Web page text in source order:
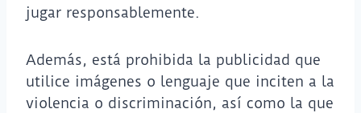
jugar responsablemente.
Además, está prohibida la publicidad que
utilice imágenes o lenguaje que inciten a la
violencia o discriminación, así como la que